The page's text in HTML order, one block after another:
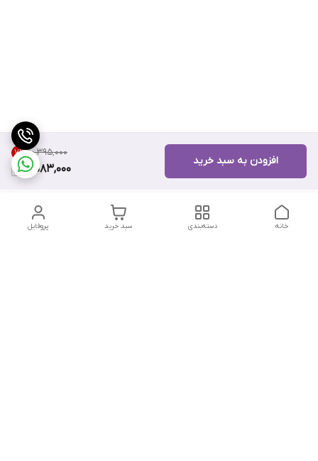
۱۰٬۳۹۵٬۰۰۰ 7%
9,583,000
افزودن به سبد خرید
پروفایل سبد خرید دسته‌بندی خانه